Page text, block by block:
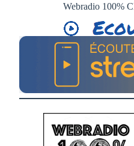
Webradio 100%